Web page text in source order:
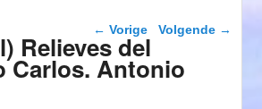
Berichtnavigatie
← Vorige Volgende →
Relieves del
Carlos. Antonio